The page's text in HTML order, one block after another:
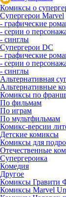
Комиксы о
Супергерои Marvel
- графические
- серии о
- синглы
Супергерои DC
- графические
- серии о
- синглы
Альтернативная
Альтернативные
Комиксы по
По фильмам
По играм
По мультфильмам
Комикс-версии
Детские комиксы
Комиксы для
Отечественные
Супергероика
Комедия
Другое
Комиксы Гравити
Комиксы Marvel